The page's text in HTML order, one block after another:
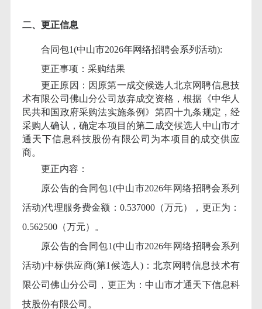
二、更正信息
合同包1(中山市2026年网络招聘会系列活动):
更正事项：采购结果
更正原因 ： 因原第一成交候选人北京网聘信息技
术有限公司佛山分公司放弃成交资格，根据《中华人
民共和国政府采购法实施条例》第四十九条规定，经
采购人确认，确定本项目的第二成交候选人中山市才
通天下信息科技股份有限公司为本项目的成交供应
商。
更正内容：
原公告的合同包1(中山市2026年网络招聘会系列
活动)代理服务费金额：0.537000（万元），更正为：
0.562500（万元）。
原公告的合同包1(中山市2026年网络招聘会系列
活动)中标供应商(第1候选人)：北京网聘信息技术有
限公司佛山分公司，更正为：中山市才通天下信息科
技股份有限公司。